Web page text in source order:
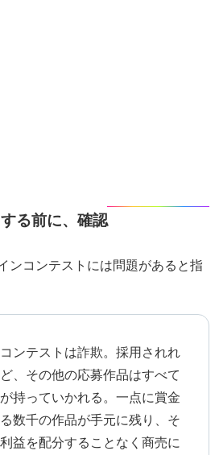
る前に、確認
ンコンテストには問題があると指
ンテストは詐欺。採用されれ
、その他の応募作品はすべて
持っていかれる。一点に賞金
数千の作品が手元に残り、そ
益を配分することなく商売に